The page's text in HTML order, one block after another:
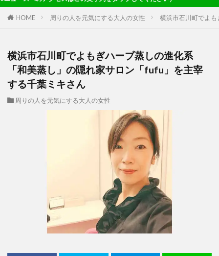
HOME 周りの人を元気にする大人の女性 横浜市石川町でよ
横浜市石川町でよもぎハーブ蒸しの進化系
「和美蒸し」の隠れ家サロン「fufu」を主宰
する千葉ミキさん
周りの人を元気にする大人の女性